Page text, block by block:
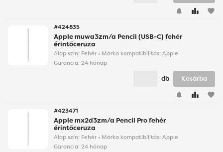
favorite
#424835
Apple muwa3zm/a Pencil (USB-C) fehér
érintőceruza
Alap szín: Fehér • Márka kompatibilitás: Apple
Garancia: 24 hónap
favorite
db Kosárba
#423471
Apple mx2d3zm/a Pencil Pro fehér
érintőceruza
Alap szín: Fehér • Márka kompatibilitás: Apple
Garancia: 24 hónap